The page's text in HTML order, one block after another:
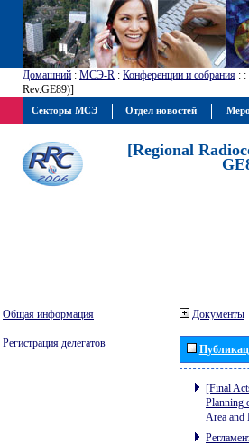
Домашний : МСЭ-R : Конференции и собрания : :
Rev.GE89)]
[Regional
Общая информация
Регистрация делегатов
Документы
[Final
Planning
Area and
Секторы МСЭ Отдел новостей